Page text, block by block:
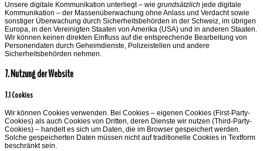
Unsere digitale Kommunikation unterliegt – wie grundsätzlich jede digitale
Kommunikation – der Massenüberwachung ohne Anlass und Verdacht sowie
sonstiger Überwachung durch Sicherheitsbehörden in der Schweiz, im übrigen
Europa, in den Vereinigten Staaten von Amerika (USA) und in anderen Staaten.
Wir können keinen direkten Einfluss auf die entsprechende Bearbeitung von
Personendaten durch Geheimdienste, Polizeistellen und andere
Sicherheitsbehörden nehmen.
7. Nutzung der Website
7.1 Cookies
Wir können Cookies verwenden. Bei Cookies – eigenen Cookies (First-Party-
Cookies) als auch Cookies von Dritten, deren Dienste wir nutzen (Third-Party-
Cookies) – handelt es sich um Daten, die im Browser gespeichert werden.
Solche gespeicherten Daten müssen nicht auf traditionelle Cookies in Textform
beschränkt sein.